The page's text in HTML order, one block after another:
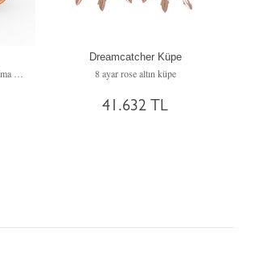
Dreamcatcher Küpe
8 ayar rose altın küpe
41.632 TL